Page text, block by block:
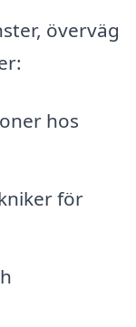
överväg
hos
för